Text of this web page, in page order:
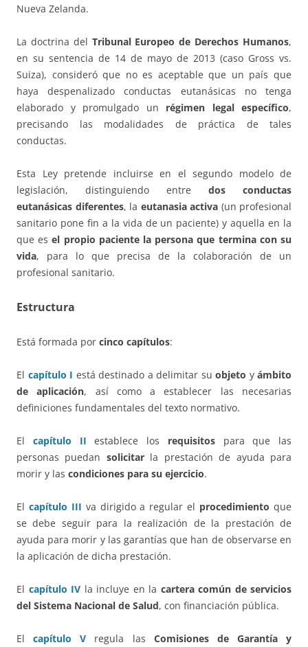
Nueva Zelanda.
La doctrina del Tribunal Europeo de Derechos Humanos,
en su sentencia de 14 de mayo de 2013 (caso Gross vs.
Suiza), consideró que no es aceptable que un país que
haya despenalizado conductas eutanásicas no tenga
elaborado y promulgado un régimen legal específico,
precisando las modalidades de práctica de tales
conductas.
Esta Ley pretende incluirse en el segundo modelo de
legislación, distinguiendo entre dos conductas
eutanásicas diferentes, la eutanasia activa (un profesional
sanitario pone fin a la vida de un paciente) y aquella en la
que esel propio paciente la persona que termina con su
vida, para lo que precisa de la colaboración de un
profesional sanitario.
Estructura
Está formada por cinco capítulos:
El capítulo I está destinado a delimitar su objeto y ámbito
de aplicación, así como a establecer las necesarias
definiciones fundamentales del texto normativo.
El capítulo II establece los requisitospara que las
personas puedan solicitarla prestación de ayuda para
morir y las condiciones para su ejercicio.
El capítulo III va dirigido a regular el procedimiento que
se debe seguir para la realización de la prestación de
ayuda para morir y las garantías que han de observarse en
la aplicación de dicha prestación.
El capítulo IV la incluye en la cartera común de servicios
del Sistema Nacional de Salud, con financiación pública.
Elcapítulo V regula las Comisiones de Garantía y